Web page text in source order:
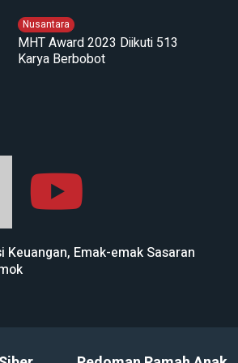
Nusantara
MHT Award 2023 Diikuti 513
Karya Berbobot
Keuangan, Emak-emak Sasaran